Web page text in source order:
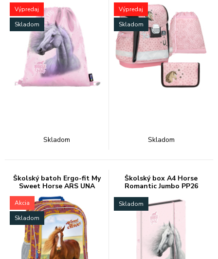
Výpredaj
Skladom
Skladom
Výpredaj
Skladom
Skladom
Školský batoh Ergo-fit My
Sweet Horse ARS UNA
Akcia
Skladom
Školský box A4 Horse
Romantic Jumbo PP26
Skladom